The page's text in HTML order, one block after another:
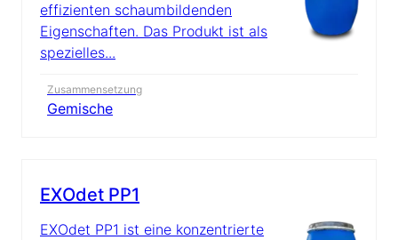
effizienten schaumbildenden
Eigenschaften. Das Produkt ist als
spezielles...
Zusammensetzung
Gemische
EXOdet PP1
EXOdet PP1 ist eine konzentrierte